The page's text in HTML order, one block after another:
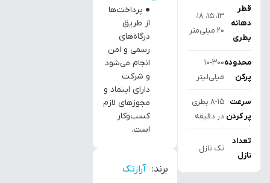
قطر
دهانه
بطری
۱۳، ۱۵، ۱۸،
۲۰ میلی‌متر
محدوده
پرکن
10-300
میلی‌لیتر
سرعت
پر کردن
8-15 بطری
در دقیقه
تعداد
نازل
تک نازل
برند: آرازتک
● پرداخت‌ها
از طریق
درگاه‌های
رسمی و امن
انجام می‌شود
و شرکت
دارای اینماد و
مجوزهای لازم
کسب‌وکار
است.